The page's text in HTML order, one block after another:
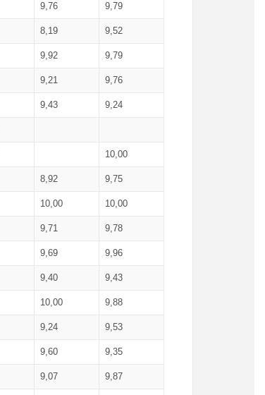
9,76 9,79
8,19 9,52
9,92 9,79
9,21 9,76
9,43 9,24
10,00
8,92 9,75
10,00 10,00
9,71 9,78
9,69 9,96
9,40 9,43
10,00 9,88
9,24 9,53
9,60 9,35
9,07 9,87